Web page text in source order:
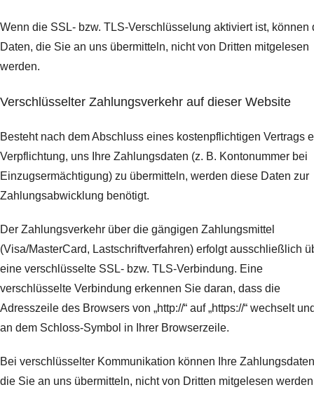
Wenn die SSL- bzw. TLS-Verschlüsselung aktiviert ist, können
Daten, die Sie an uns übermitteln, nicht von Dritten mitgelesen
werden.
Verschlüsselter Zahlungsverkehr auf dieser Website
Besteht nach dem Abschluss eines kostenpflichtigen Vertrags
Verpflichtung, uns Ihre Zahlungsdaten (z. B. Kontonummer bei
Einzugsermächtigung) zu übermitteln, werden diese Daten zur
Zahlungsabwicklung benötigt.
Der Zahlungsverkehr über die gängigen Zahlungsmittel
(Visa/MasterCard, Lastschriftverfahren) erfolgt ausschließlich
eine verschlüsselte SSL- bzw. TLS-Verbindung. Eine
verschlüsselte Verbindung erkennen Sie daran, dass die
Adresszeile des Browsers von „http://“ auf „https://“ wechselt
an dem Schloss-Symbol in Ihrer Browserzeile.
Bei verschlüsselter Kommunikation können Ihre
die Sie an uns übermitteln, nicht von Dritten mitgelesen